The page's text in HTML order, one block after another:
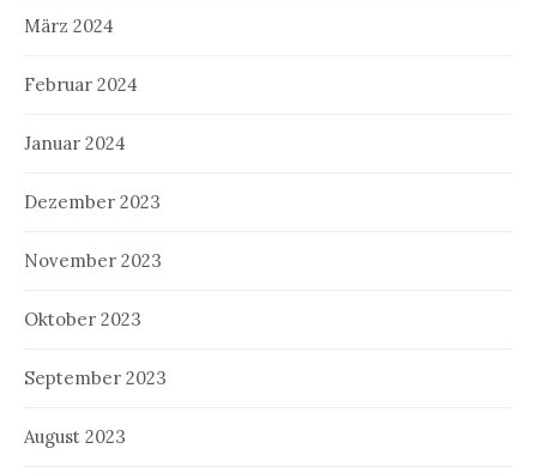
März 2024
Februar 2024
Januar 2024
Dezember 2023
November 2023
Oktober 2023
September 2023
August 2023